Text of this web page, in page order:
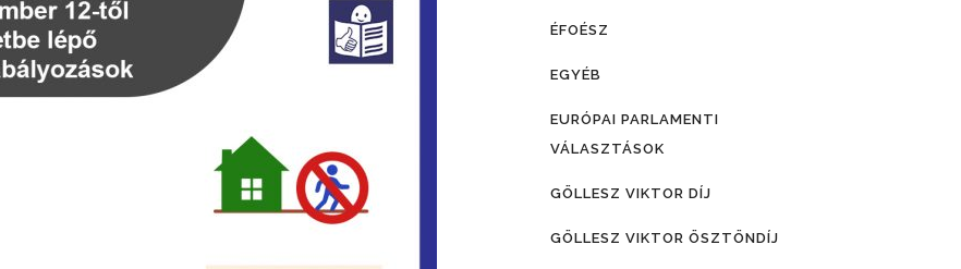
ÉFOÉSZ
EGYÉB
EURÓPAI PARLAMENTI
VÁLASZTÁSOK
GÖLLESZ VIKTOR DÍJ
GÖLLESZ VIKTOR ÖSZTÖNDÍJ